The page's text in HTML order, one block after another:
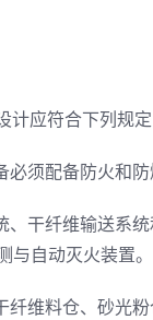
应符合下列规定
必须配备防火和防
、干纤维输送系
与自动灭火装置。
纤维料仓、砂光